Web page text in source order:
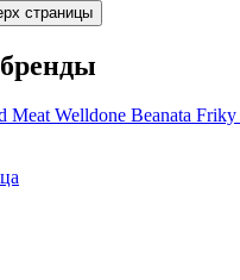
MeatWelldone Beanata Friky